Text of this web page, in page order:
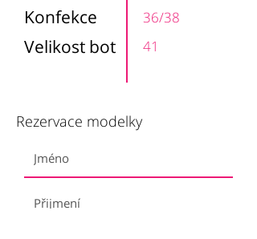
Konfekce
36/38
41
Velikost bot
Rezervace modelky